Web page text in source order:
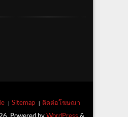
Sitemap ติดต่อโฆษณา